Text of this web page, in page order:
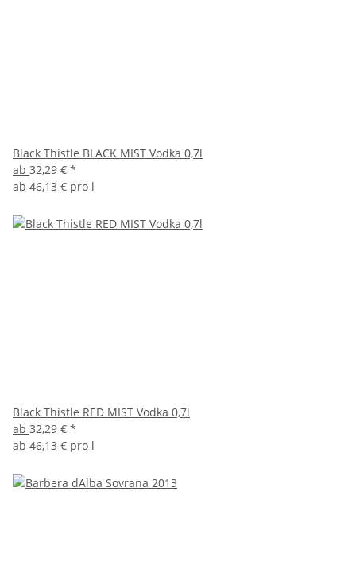
Black Thistle BLACK MIST Vodka 0,7l
ab 32,29 € *
ab 46,13 € pro l
Black Thistle RED MIST Vodka 0,7l
ab 32,29 € *
ab 46,13 € pro l